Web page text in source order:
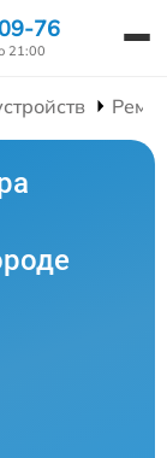
76
21:00